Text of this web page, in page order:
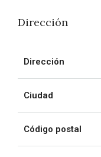
Dirección
Dirección
Ciudad
Código postal